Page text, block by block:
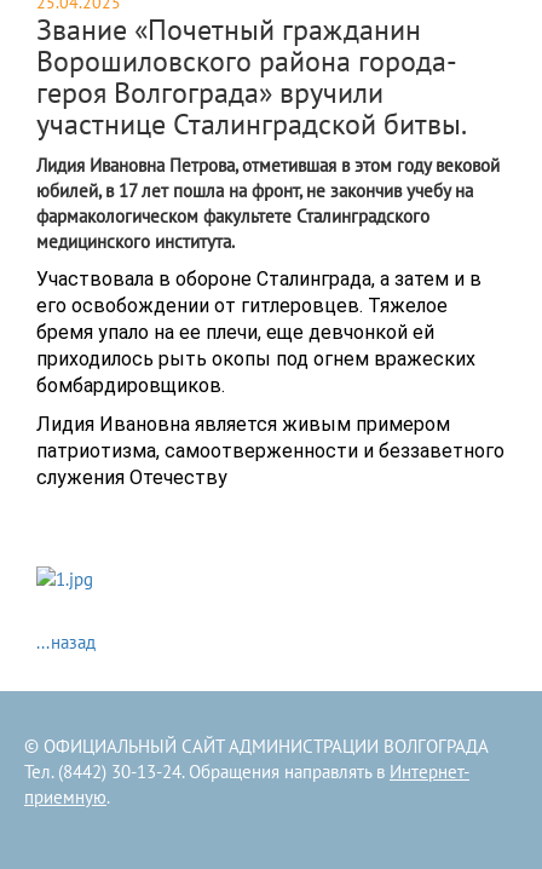
Звание «Почетный гражданин
Ворошиловского района города-
героя Волгограда» вручили
участнице Сталинградской битвы.
Лидия Ивановна Петрова, отметившая в этом году вековой
юбилей, в 17 лет пошла на фронт, не закончив учебу на
фармакологическом факультете Сталинградского
медицинского института.
Участвовала в обороне Сталинграда, а затем и в
его освобождении от гитлеровцев. Тяжелое
бремя упало на ее плечи, еще девчонкой ей
приходилось рыть окопы под огнем вражеских
бомбардировщиков.
Лидия Ивановна является живым примером
патриотизма, самоотверженности и беззаветного
служения Отечеству
...назад
© ОФИЦИАЛЬНЫЙ САЙТ АДМИНИСТРАЦИИ ВОЛГОГРАДА
Тел. (8442) 30-13-24. Обращения направлять в Интернет-
приемную.